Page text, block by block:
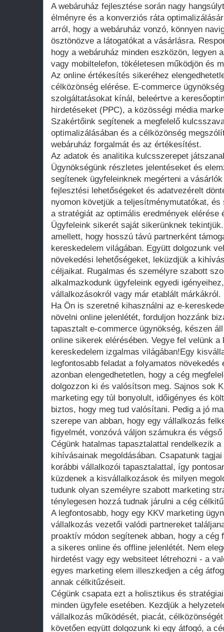
A webáruház fejlesztése során nagy
élményre és a konverziós ráta
arról, hogy a webáruház vonzó, könnyen
ösztönözve a látogatókat a vásárlásra.
hogy a webáruház minden eszközön, legyen
vagy mobiltelefon, tökéletesen működjön és
Az online értékesítés sikeréhez
célközönség elérése. E-commerce
szolgáltatásokat kínál, beleértve a
hirdetéseket (PPC), a közösségi média
Szakértőink segítenek a megfelelő
optimalizálásában és a célközönség
webáruház forgalmát és az értékesítést.
Az adatok és analitika kulcsszerepet
Ügynökségünk részletes jelentéseket és
segítenek ügyfeleinknek megérteni a
fejlesztési lehetőségeket és adatvezérelt
nyomon követjük a teljesítménymutatókat,
a stratégiát az optimális eredmények elérése
Ügyfeleink sikerét saját sikerünknek
amellett, hogy hosszú távú partnerként
kereskedelem világában. Együtt dolgozunk
növekedési lehetőségeket, leküzdjük a
céljaikat. Rugalmas és személyre szabott
alkalmazkodunk ügyfeleink egyedi
vállalkozásokról vagy már etablált márkákról.
Ha Ön is szeretné kihasználni az e-
növelni online jelenlétét, forduljon hozzánk
tapasztalt e-commerce ügynökség, készen
online sikerek elérésében. Vegye fel velünk
kereskedelem izgalmas világában!Egy
legfontosabb feladat a folyamatos
azonban elengedhetetlen, hogy a cég
dolgozzon ki és valósítson meg. Sajnos sok
marketing egy túl bonyolult, időigényes és
biztos, hogy meg tud valósítani. Pedig a jó
szerepe van abban, hogy egy vállalkozás
figyelmét, vonzóvá váljon számukra és
Cégünk hatalmas tapasztalattal rendelkezik
kihívásainak megoldásában. Csapatunk
korábbi vállalkozói tapasztalattal, így
küzdenek a kisvállalkozások és milyen
tudunk olyan személyre szabott marketing
ténylegesen hozzá tudnak járulni a cég
A legfontosabb, hogy egy KKV marketing
vállalkozás vezetői valódi partnereket
proaktív módon segítenek abban, hogy a
a sikeres online és offline jelenlétét. Nem
hirdetést vagy egy websiteet létrehozni - a
egyes marketing elem illeszkedjen a cég
annak célkitűzéseit.
Cégünk csapata ezt a holisztikus és
minden ügyfele esetében. Kezdjük a
vállalkozás működését, piacát,
követően együtt dolgozunk ki egy átfogó, a